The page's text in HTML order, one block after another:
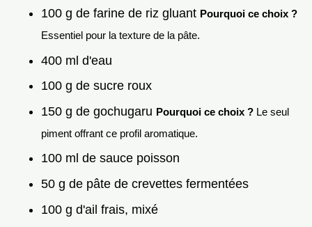
100 g de farine de riz gluant Pourquoi ce choix ?
Essentiel pour la texture de la pâte.
400 ml d'eau
100 g de sucre roux
150 g de gochugaru Pourquoi ce choix ? Le seul
piment offrant ce profil aromatique.
100 ml de sauce poisson
50 g de pâte de crevettes fermentées
100 g d'ail frais, mixé